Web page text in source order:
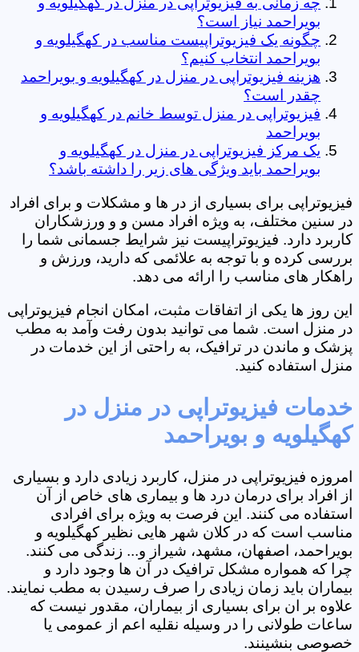
بویراحمد نیاز است؟
چگونه یک فیزیوتراپیست مناسب در کهگیلویه و
بویراحمد انتخاب کنیم؟
هزینه فیزیوتراپی در منزل در کهگیلویه و بویراحمد
چقدر است؟
فیزیوتراپی در منزل توسط خانم در کهگیلویه و
بویراحمد
یک مرکز فیزیوتراپی در منزل در کهگیلویه و
بویراحمد باید ویژگی های زیر را داشته باشد؟
فیزیوتراپی برای بسیاری از در ها و مشکلات و برای افراد
در سنین مختلف، به ویژه افراد مسن و و ورزشکاران
کاربرد دارد. فیزیوتراپیست نیز شرایط جسمانی شما را
بررسی کرده و با توجه به علائمی که دارید، ورزش و
راهکار های مناسب را ارائه می دهد.
این روز ها یکی از اتفاقات مثبت، امکان انجام فیزیوتراپی
در منزل است. شما می توانید بدون رفت وآمد به مطب
پزشک و ماندن در ترافیک، به راحتی از این خدمات در
منزل استفاده کنید.
خدمات فیزیوتراپی در منزل در
کهگیلویه و بویراحمد
امروزه فیزیوتراپی در منزل، کاربرد زیادی دارد و بسیاری
از افراد برای درمان درد ها و بیماری های خاص از آن
استفاده می کنند. این فرصت به ویژه برای افرادی
مناسب است که در کلان شهر هایی نظیر کهگیلویه و
بویراحمد، اصفهان، مشهد، شیراز و... زندگی می کنند.
چرا که همواره مشکل ترافیک در آن ها وجود دارد و
بیماران باید زمان زیادی را صرف رسیدن به مطب نمایند.
علاوه بر ان برای بسیاری از بیماران، مقدور نیست که
ساعات طولانی را در وسیله نقلیه اعم از عمومی یا
خصوصی بنشینند.